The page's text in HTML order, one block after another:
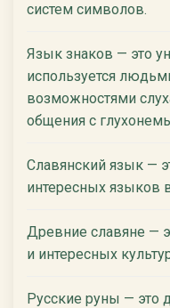
систем символов.
Язык знаков — это
используется
возможностями
общения с
Славянский язык —
интересных языков
Древние славяне —
и интересных
Русские руны — это